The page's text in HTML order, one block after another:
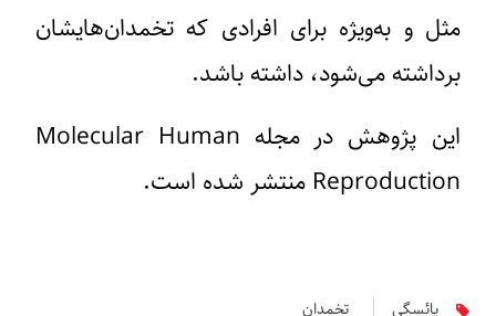
مثل و به‌ویژه برای افرادی که تخمدان‌هایشان
برداشته می‌شود، داشته باشد.
این پژوهش در مجله Molecular Human
Reproduction منتشر شده است.
یائسگی تخمدان